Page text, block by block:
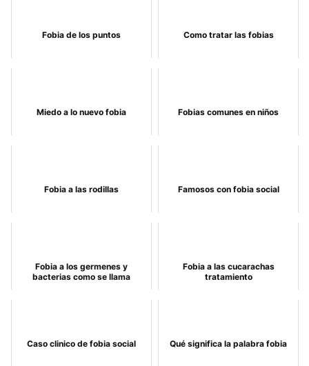
Fobia de los puntos Como tratar las fobias
Miedo a lo nuevo fobia Fobias comunes en niños
Fobia a las rodillas Famosos con fobia social
Fobia a los germenes y
bacterias como se llama
Fobia a las cucarachas
tratamiento
Caso clinico de fobia social Qué significa la palabra fobia